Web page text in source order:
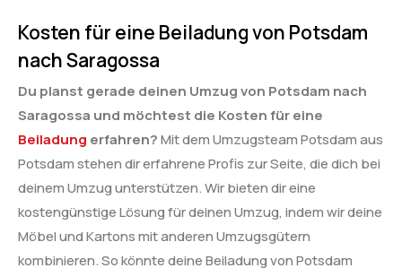
Kosten für eine Beiladung von Potsdam
nach Saragossa
Du planst gerade deinen Umzug von Potsdam nach
Saragossa und möchtest die Kosten für eine
Beiladung erfahren?Mit dem Umzugsteam Potsdam aus
Potsdam stehen dir erfahrene Profis zur Seite, die dich bei
deinem Umzug unterstützen. Wir bieten dir eine
kostengünstige Lösung für deinen Umzug, indem wir deine
Möbel und Kartons mit anderen Umzugsgütern
kombinieren. So könnte deine Beiladung von Potsdam